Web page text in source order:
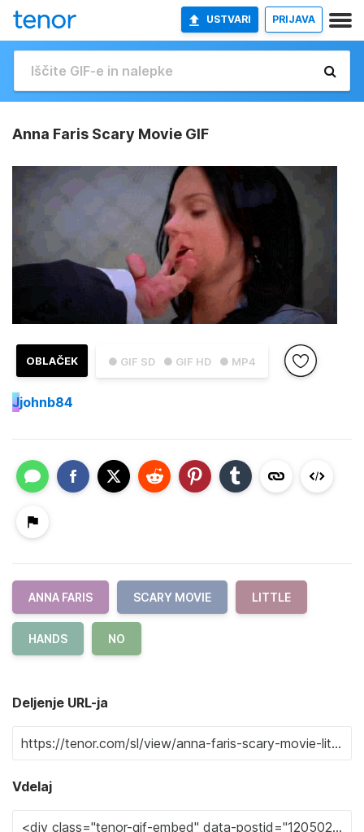
USTVARI PRIJAVA
Anna Faris Scary Movie GIF
● GIF SD ● GIF HD ● MP4
OBLAČEK
Jjohnb84
ANNA FARIS SCARY MOVIE LITTLE
HANDS NO
Deljenje URL-ja
Vdelaj